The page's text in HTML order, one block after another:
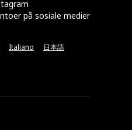
på sosiale medier
Italiano 日本語